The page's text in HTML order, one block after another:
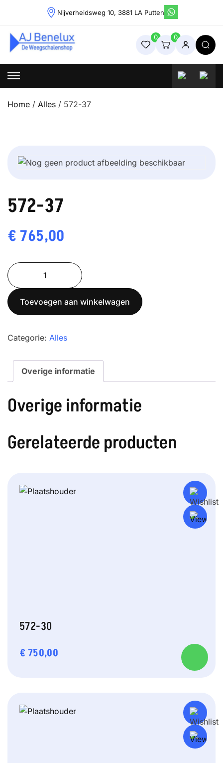
content
Nijverheidsweg 10, 3881 LA Putten
Weegschalenshop | Precisieweegschalen & Industriële
Weegoplossingen
0 0
Home / Alles / 572-37
572-37
€ 765,00
572-
37
aantal
Toevoegen aan winkelwagen
Categorie: Alles
Overige informatie
Overige informatie
Gerelateerde producten
572-30
€ 750,00